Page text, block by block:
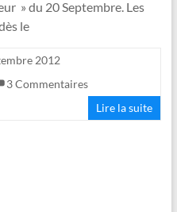
» du 20 Septembre. Les
le
2012
3 Commentaires
Lire la suite